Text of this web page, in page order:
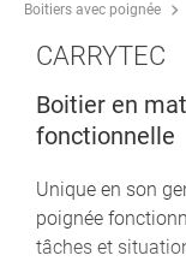
Boitiers avec poignée
CARRYTEC
Boitier en
fonctionnelle
Unique en son
poignée
tâches et